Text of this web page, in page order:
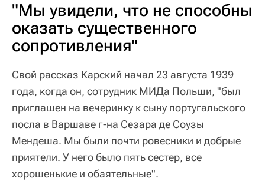
"Мы увидели, что не способны
оказать существенного
сопротивления"
Свой рассказ Карский начал 23 августа 1939
года, когда он, сотрудник МИДа Польши, "был
приглашен на вечеринку к сыну португальского
посла в Варшаве г-на Сезара де Соузы
Мендеша. Мы были почти ровесники и добрые
приятели. У него было пять сестер, все
хорошенькие и обаятельные".